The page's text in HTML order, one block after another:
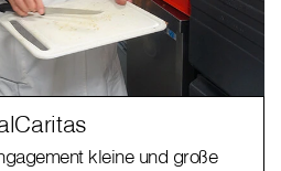
kleine und große